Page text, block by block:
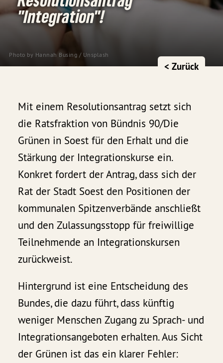
Photo by Hannah Busing / Unsplash
"Integration"!
< Zurück
Mit einem Resolutionsantrag setzt sich
die Ratsfraktion von Bündnis 90/Die
Grünen in Soest für den Erhalt und die
Stärkung der Integrationskurse ein.
Konkret fordert der Antrag, dass sich der
Rat der Stadt Soest den Positionen der
kommunalen Spitzenverbände anschließt
und den Zulassungsstopp für freiwillige
Teilnehmende an Integrationskursen
zurückweist.
Hintergrund ist eine Entscheidung des
Bundes, die dazu führt, dass künftig
weniger Menschen Zugang zu Sprach- und
Integrationsangeboten erhalten. Aus Sicht
der Grünen ist das ein klarer Fehler: